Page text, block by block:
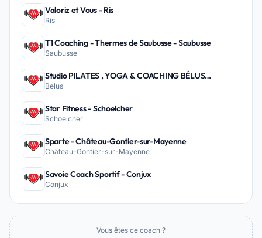
Valoriz et Vous - Ris
Ris
T1 Coaching - Thermes de Saubusse - Saubusse
Saubusse
Studio PILATES , YOGA & COACHING BÉLUS
PEYREHORADE - Belus
Belus
Star Fitness - Schoelcher
Schoelcher
Sparte - Château-Gontier-sur-Mayenne
Château-Gontier-sur-Mayenne
Savoie Coach Sportif - Conjux
Conjux
Vous êtes ce coach ?